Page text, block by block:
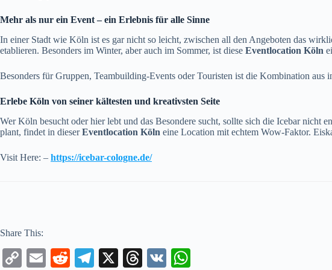
Mehr als nur ein Event – ein Erlebnis für alle Sinne
In einer Stadt wie Köln ist es gar nicht so leicht, zwischen all den Angeboten das
etablieren. Besonders im Winter, aber auch im Sommer, ist diese Eventlocation Köln
Besonders für Gruppen, Teambuilding-Events oder Touristen ist die Kombination
Erlebe Köln von seiner kältesten und kreativsten Seite
Wer Köln besucht oder hier lebt und das Besondere sucht, sollte sich die Icebar nicht
plant, findet in dieserEventlocation Köln eine Location mit echtem Wow-Faktor.
Visit Here: – https://icebar-cologne.de/
Share This:
C
E
R
Te X
T
V